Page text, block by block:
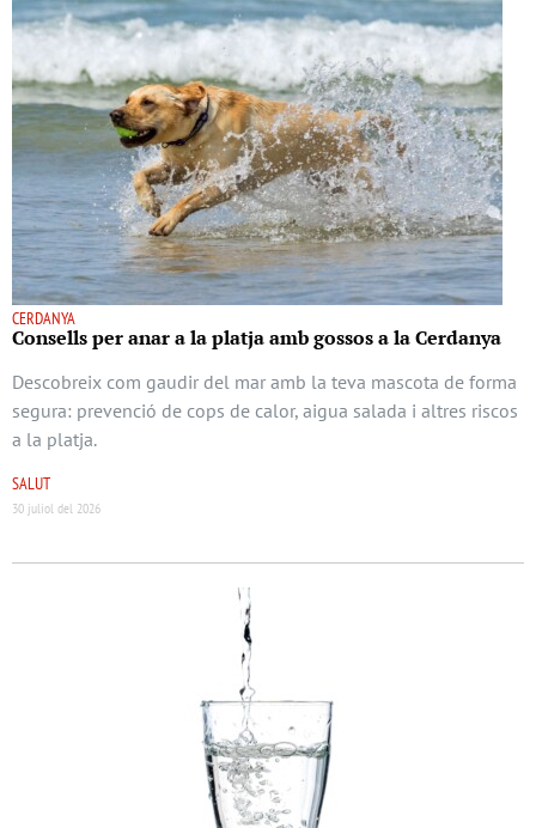
CERDANYA
Consells per anar a la platja amb gossos a la Cerdanya
Descobreix com gaudir del mar amb la teva mascota de forma
segura: prevenció de cops de calor, aigua salada i altres riscos
a la platja.
SALUT
30 juliol del 2026